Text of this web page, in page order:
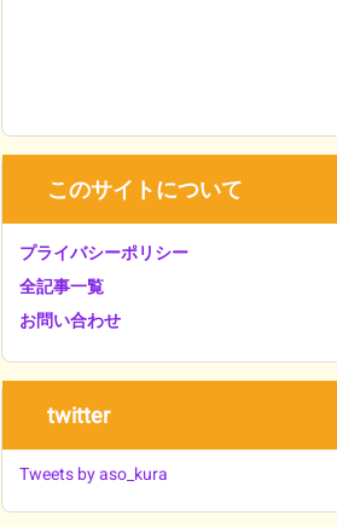
このサイトについて
プライバシーポリシー
全記事一覧
お問い合わせ
twitter
Tweets by aso_kura